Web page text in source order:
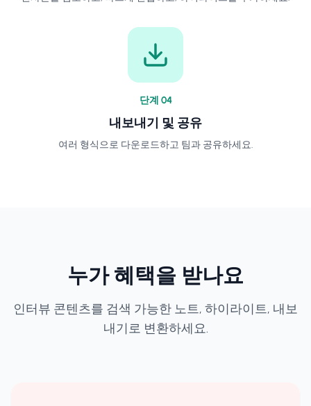
단계 04
내보내기 및 공유
여러 형식으로 다운로드하고 팀과 공유하세요.
누가 혜택을 받나요
인터뷰 콘텐츠를 검색 가능한 노트, 하이라이트, 내보
내기로 변환하세요.